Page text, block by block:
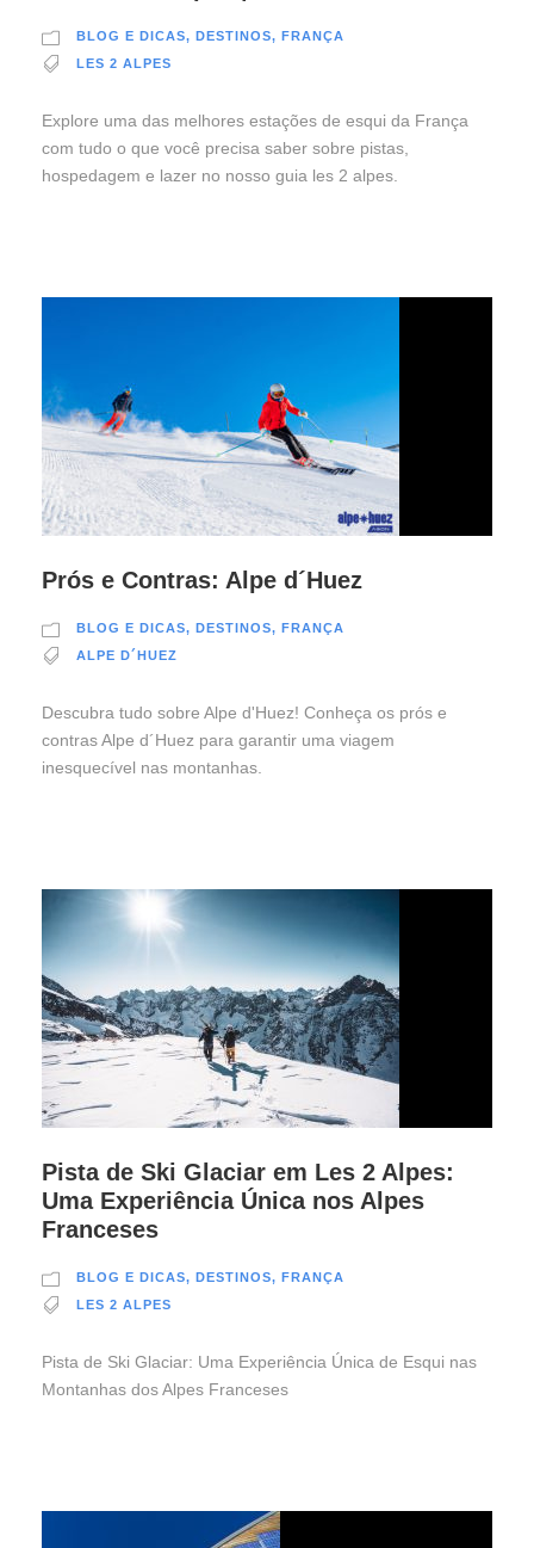
BLOG E DICAS, DESTINOS, FRANÇA
LES 2 ALPES
Explore uma das melhores estações de esqui da França
com tudo o que você precisa saber sobre pistas,
hospedagem e lazer no nosso guia les 2 alpes.
Prós e Contras: Alpe d´Huez
BLOG E DICAS, DESTINOS, FRANÇA
ALPE D´HUEZ
Descubra tudo sobre Alpe d'Huez! Conheça os prós e
contras Alpe d´Huez para garantir uma viagem
inesquecível nas montanhas.
Pista de Ski Glaciar em Les 2 Alpes:
Uma Experiência Única nos Alpes
Franceses
BLOG E DICAS, DESTINOS, FRANÇA
LES 2 ALPES
Pista de Ski Glaciar: Uma Experiência Única de Esqui nas
Montanhas dos Alpes Franceses